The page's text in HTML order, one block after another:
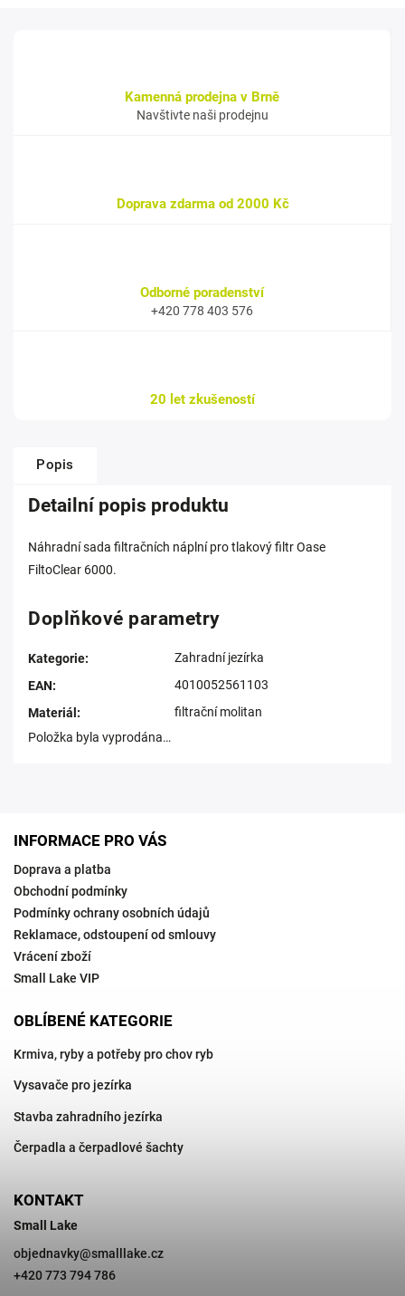
Kamenná prodejna v Brně
Navštivte naši prodejnu
Doprava zdarma od 2000 Kč
Odborné poradenství
+420 778 403 576
20 let zkušeností
Popis
Detailní popis produktu
Náhradní sada filtračních náplní pro tlakový filtr Oase
FiltoClear 6000.
Doplňkové parametry
Kategorie:
Zahradní jezírka
EAN:
4010052561103
Materiál :
filtrační molitan
Položka byla vyprodána…
INFORMACE PRO VÁS
Doprava a platba
Obchodní podmínky
Podmínky ochrany osobních údajů
Reklamace, odstoupení od smlouvy
Vrácení zboží
Small Lake VIP
OBLÍBENÉ KATEGORIE
Krmiva, ryby a potřeby pro chov ryb
Vysavače pro jezírka
Stavba zahradního jezírka
Čerpadla a čerpadlové šachty
KONTAKT
Small Lake
objednavky@smalllake.cz
+420 773 794 786